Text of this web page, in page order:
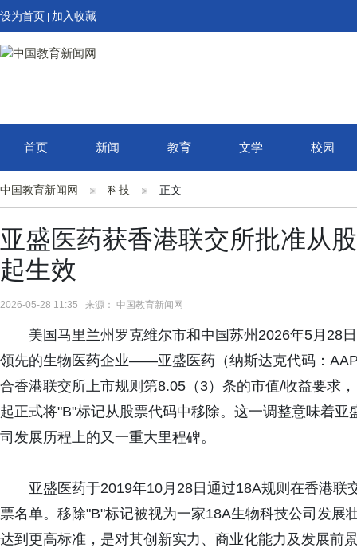
设为首页 加入收藏
首页 新闻 教育 文学 校园
中国教育新闻网 科技 正文
亚盛医药获香港联交所批准从
起生效
2026-05-28 11:35 来源： 中国教育新闻网
美国马里兰州罗克维尔市和中国苏州2026年5月28
领先的生物医药企业——亚盛医药（纳斯达克代码：
合香港联交所上市规则第8.05（3）条的市值/收益要求
起正式将"B"标记从股票代码中移除。这一调整意味着
司发展历程上的又一重大里程碑。
亚盛医药于2019年10月28日通过18A规则在香港
票名单。移除"B"标记被视为一家18A生物科技公司发展
达到更高标准，是对其创新实力、商业化能力及发展